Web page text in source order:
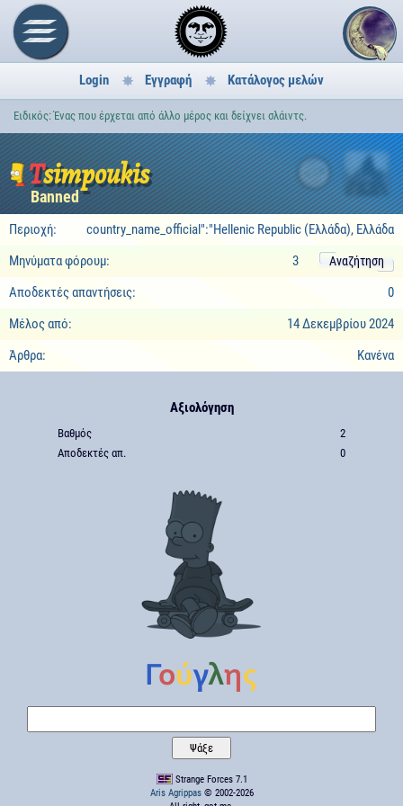
Login Εγγραφή Κατάλογος μελών
Ειδικός: Ένας που έρχεται από άλλο μέρος και δείχνει σλάιντς.
Tsimpoukis
Banned
2
Περιοχή:
country_name_official":"Hellenic Republic (Ελλάδα), Ελλάδα
Μηνύματα φόρουμ:
3 Αναζήτηση
Αποδεκτές απαντήσεις:
0
Μέλος από:
14 Δεκεμβρίου 2024
Άρθρα:
Κανένα
Αξιολόγηση
Βαθμός
2
Αποδεκτές απ.
0
Strange Forces 7.1
Aris Agrippas© 2002-2026